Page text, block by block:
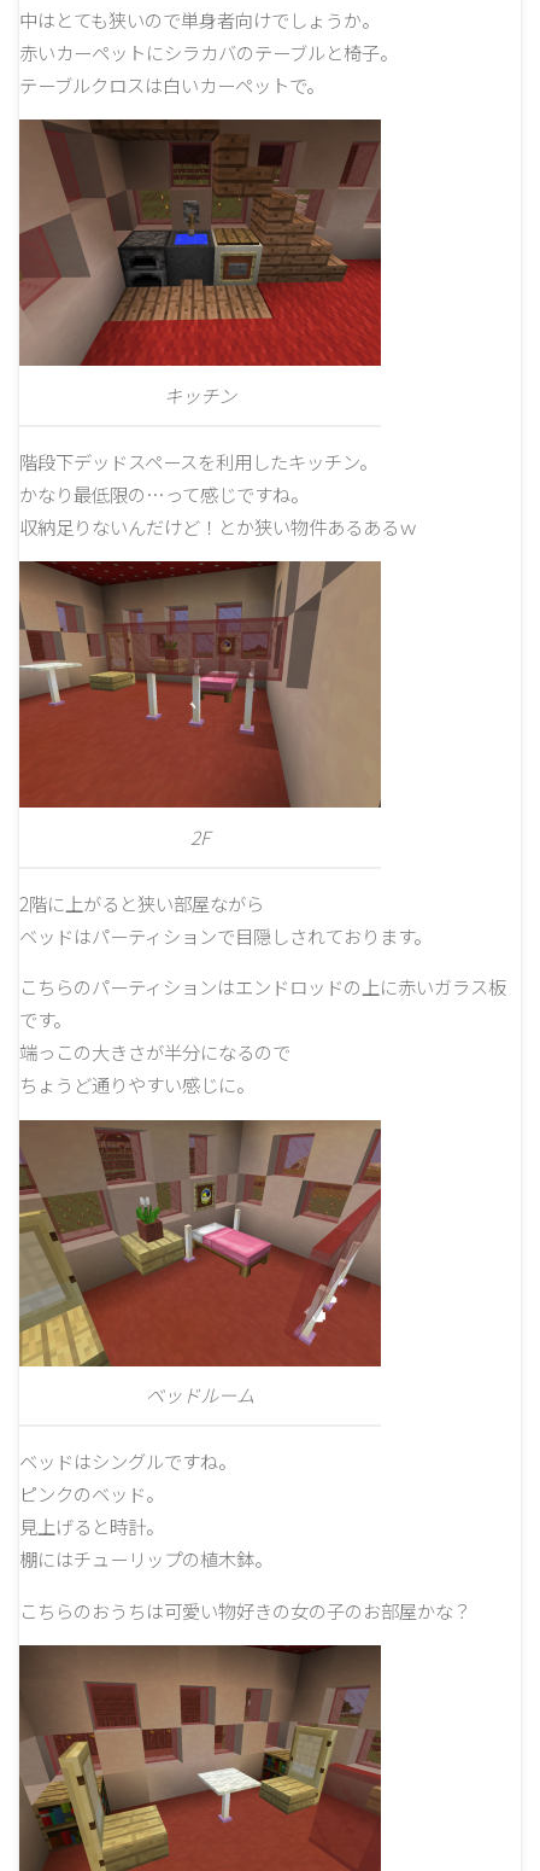
中はとても狭いので単身者向けでしょうか。
赤いカーペットにシラカバのテーブルと椅子。
テーブルクロスは白いカーペットで。
キッチン
階段下デッドスペースを利用したキッチン。
かなり最低限の…って感じですね。
収納足りないんだけど！とか狭い物件あるあるｗ
2F
2階に上がると狭い部屋ながら
ベッドはパーティションで目隠しされております。
こちらのパーティションはエンドロッドの上に赤いガラス板
です。
端っこの大きさが半分になるので
ちょうど通りやすい感じに。
ベッドルーム
ベッドはシングルですね。
ピンクのベッド。
見上げると時計。
棚にはチューリップの植木鉢。
こちらのおうちは可愛い物好きの女の子のお部屋かな？